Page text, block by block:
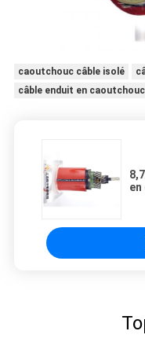
caoutchouc câble isolé
câble enduit en caoutchouc